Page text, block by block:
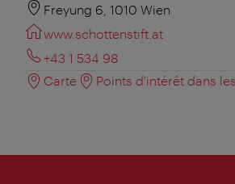
Freyung 6, 1010 Wien
www.schottenstift.at
+43 1 534 98
Carte
Points d'intérêt dans